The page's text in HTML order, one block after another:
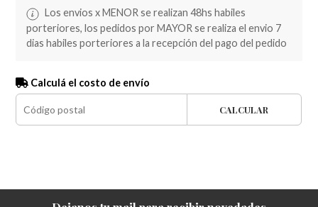
Los envios x MENOR se realizan 48hs habiles
porteriores, los pedidos por MAYOR se realiza el envio 7
dias habiles porteriores a la recepción del pago del pedido
Calculá el costo de envío
CALCULAR